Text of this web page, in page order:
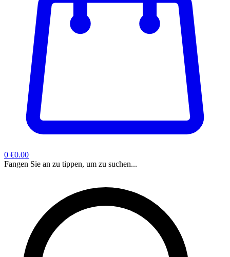
0 €0.00
Fangen Sie an zu tippen, um zu suchen...